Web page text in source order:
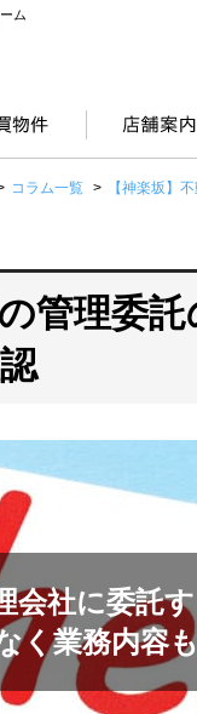
ム
コラム一覧 > 【神楽坂】
管理委
会社に委託
く業務内容